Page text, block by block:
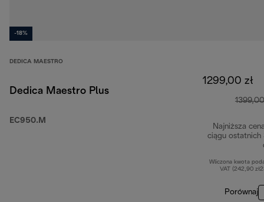
-18%
DEDICA MAESTRO
Dedica Maestro Plus
EC950.M
1299,00 zł
Najniższa
ciągu ostatnich
Wliczona kwota
VAT (242,90
Porównaj